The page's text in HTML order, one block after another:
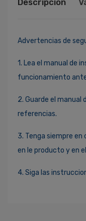
Advertencias de
1. Lea el manual de
funcionamiento
2. Guarde el
referencias.
3. Tenga siempre
en le producto y en
4. Siga las